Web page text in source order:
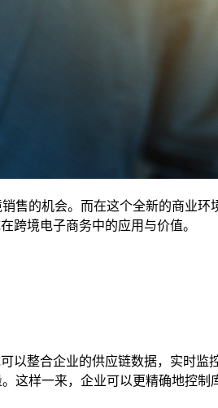
售的机会。而在这个全新的商业
跨境电子商务中的应用与价值。
以整合企业的供应链数据，实时
这样一来，企业可以更精确地控制